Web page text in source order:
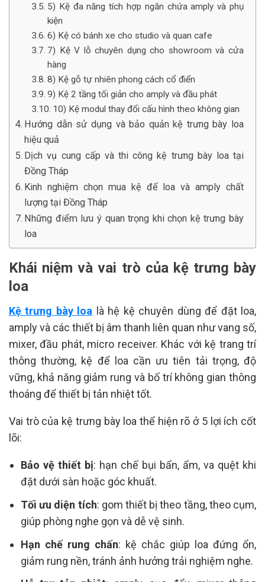
5) Kệ đa năng tích hợp ngăn chứa amply và phụ
kiện
6) Kệ có bánh xe cho studio và quan cafe
7) Kệ V lỗ chuyên dụng cho showroom và cửa
hàng
8) Kệ gỗ tự nhiên phong cách cổ điển
9) Kệ 2 tầng tối giản cho amply và đầu phát
10) Kệ modul thay đổi cấu hình theo không gian
Hướng dẫn sử dụng và bảo quản kệ trưng bày loa
hiệu quả
Dịch vụ cung cấp và thi công kệ trưng bày loa tại
Đồng Tháp
Kinh nghiệm chọn mua kệ để loa và amply chất
lượng tại Đồng Tháp
Những điểm lưu ý quan trọng khi chọn kệ trưng bày
loa
Khái niệm và vai trò của kệ trưng bày
loa
Kệ trưng bày loa là hệ kệ chuyên dùng để đặt loa,
amply và các thiết bị âm thanh liên quan như vang số,
mixer, đầu phát, micro receiver. Khác với kệ trang trí
thông thường, kệ để loa cần ưu tiên tải trọng, độ
vững, khả năng giảm rung và bố trí không gian thông
thoáng để thiết bị tản nhiệt tốt.
Vai trò của kệ trưng bày loa thể hiện rõ ở 5 lợi ích cốt
lõi:
Bảo vệ thiết bị: hạn chế bụi bẩn, ẩm, va quệt khi
đặt dưới sàn hoặc góc khuất.
Tối ưu diện tích: gom thiết bị theo tầng, theo cụm,
giúp phòng nghe gọn và dễ vệ sinh.
Hạn chế rung chấn: kệ chắc giúp loa đứng ổn,
giảm rung nền, tránh ảnh hưởng trải nghiệm nghe.